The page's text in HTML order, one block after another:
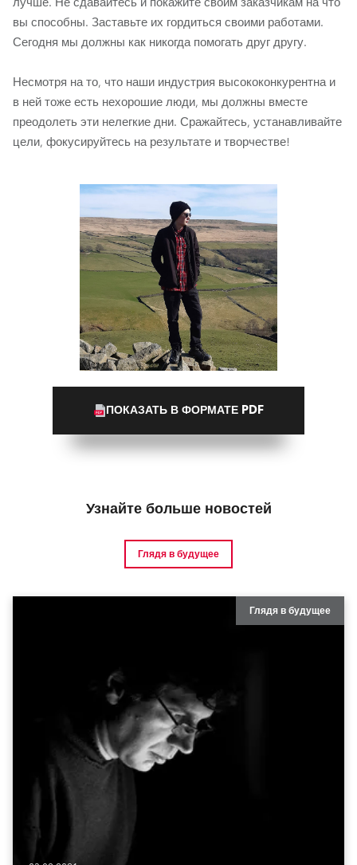
вы способны. Заставьте их гордиться своими работами.
Сегодня мы должны как никогда помогать друг другу.
Несмотря на то, что наши индустрия высококонкурентна и
в ней тоже есть нехорошие люди, мы должны вместе
преодолеть эти нелегкие дни. Сражайтесь, устанавливайте
цели, фокусируйтесь на результате и творчестве!
ПОКАЗАТЬ В ФОРМАТЕ PDF
Узнайте больше новостей
Глядя в будущее
Глядя в будущее